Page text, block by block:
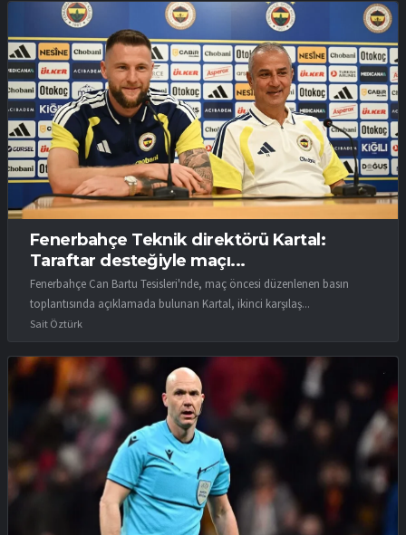
Fenerbahçe Teknik direktörü Kartal:
Taraftar desteğiyle maçı...
Fenerbahçe Can Bartu Tesisleri'nde, maç öncesi düzenlenen basın
toplantısında açıklamada bulunan Kartal, ikinci karşılaş...
Sait Öztürk